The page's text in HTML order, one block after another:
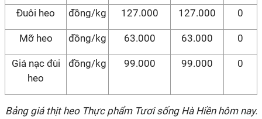
Đuôi heo đồng/kg 127.000 127.000 0
Mỡ heo đồng/kg 63.000 63.000 0
Giá nạc đùi
heo
đồng/kg 99.000 99.000 0
Bảng giá thịt heo Thực phẩm Tươi sống Hà Hiền hôm nay.